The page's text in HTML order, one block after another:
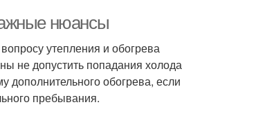
нюансы
утепления и обогрева
не допустить попадания холода
дополнительного обогрева, если
пребывания.